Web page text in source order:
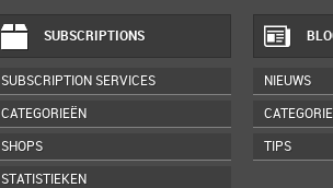
SUBSCRIPTIONS
SUBSCRIPTION SERVICES
CATEGORIEËN
SHOPS
STATISTIEKEN
NIEUWS
CATEGORIE
TIPS